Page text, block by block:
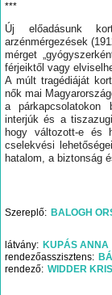
***
Új előadásunk
arzénmérgezések
mérget
férjeiktől vagy
A múlt tragédiáját
nők mai
a párkapcsolatokon
interjúk és a
hogy változott-e és
cselekvési
hatalom, a biztonság
Szereplő BALOGH
látvány
KUPÁS ANNA
rendezőasszisztens
rendező WIDDER